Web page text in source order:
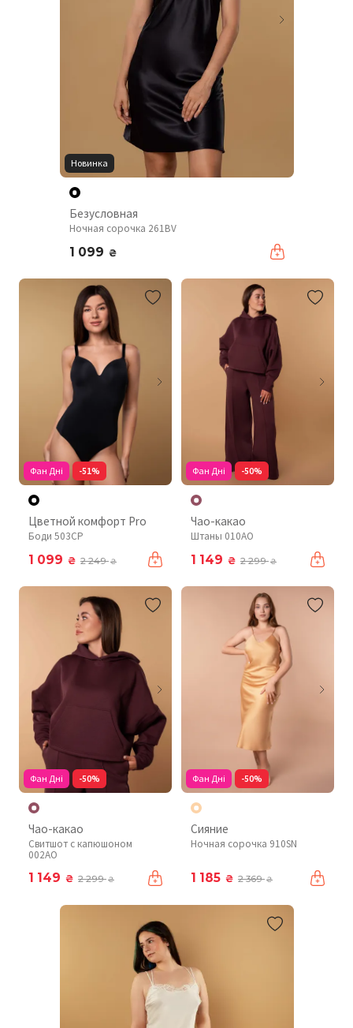
Новинка
Безусловная
Ночная сорочка 261BV
1 099 ₴
Фан Дні -51%
Цветной комфорт Pro
Боди 503CP
1 099 ₴ 2 249₴
Фан Дні -50%
Чао-какао
Штаны 010AO
1 149 ₴ 2 299₴
Фан Дні -50%
Чао-какао
Свитшот с капюшоном
002AO
1 149 ₴ 2 299₴
Фан Дні -50%
Сияние
Ночная сорочка 910SN
1 185 ₴ 2 369₴